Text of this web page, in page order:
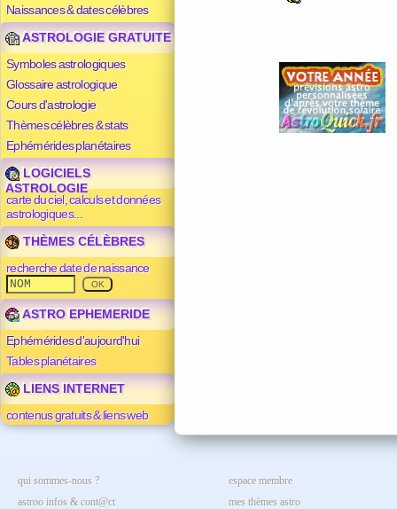
Naissances & dates célèbres
ASTROLOGIE GRATUITE
Symboles astrologiques
Glossaire astrologique
Cours d'astrologie
Thèmes célèbres & stats
Ephémérides planétaires
LOGICIELS
ASTROLOGIE
carte du ciel, calculs et données
astrologiques...
THÈMES CÉLÈBRES
recherche date de naissance
ASTRO EPHEMERIDE
Ephémérides d'aujourd'hui
Tables planétaires
LIENS INTERNET
contenus gratuits & liens web
qui sommes-nous ?
astroo infos & cont@ct
espace membre
mes thèmes astro